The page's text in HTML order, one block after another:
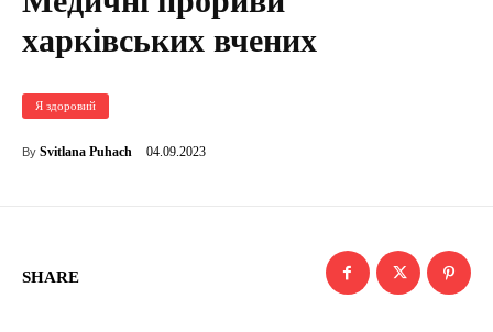
харківських вчених
Я здоровий
By Svitlana Puhach 04.09.2023
SHARE